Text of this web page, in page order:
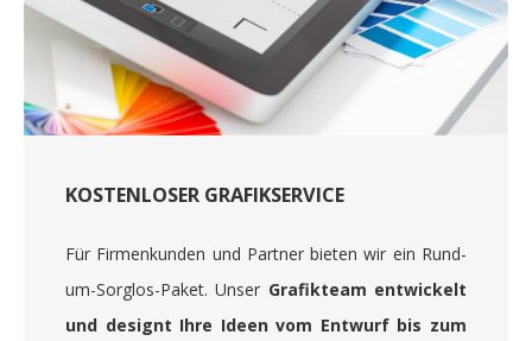
KOSTENLOSER GRAFIKSERVICE
Für Firmenkunden und Partner bieten wir ein Rund-
um-Sorglos-Paket. Unser Grafikteam entwickelt
und designt Ihre Ideen vom Entwurf bis zum